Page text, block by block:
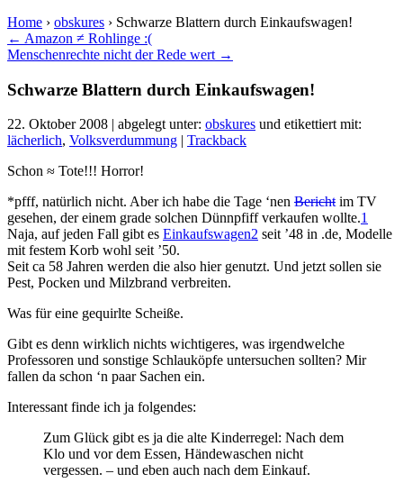
Home › obskures › Schwarze Blattern durch Einkaufswagen!
← Amazon ≠ Rohlinge :(
Menschenrechte nicht der Rede wert →
Schwarze Blattern durch Einkaufswagen!
22. Oktober 2008 | abgelegt unter: obskures und etikettiert mit:
lächerlich, Volksverdummung | Trackback
Schon ≈ Tote!!! Horror!
*pfff, natürlich nicht. Aber ich habe die Tage ‘nen Berichtim TV
gesehen, der einem grade solchen Dünnpfiff verkaufen wollte.1
Naja, auf jeden Fall gibt es Einkaufswagen2 seit ’48 in .de, Modelle
mit festem Korb wohl seit ’50.
Seit ca 58 Jahren werden die also hier genutzt. Und jetzt sollen sie
Pest, Pocken und Milzbrand verbreiten.
Was für eine gequirlte Scheiße.
Gibt es denn wirklich nichts wichtigeres, was irgendwelche
Professoren und sonstige Schlauköpfe untersuchen sollten? Mir
fallen da schon ‘n paar Sachen ein.
Interessant finde ich ja folgendes:
Zum Glück gibt es ja die alte Kinderregel: Nach dem
Klo und vor dem Essen, Händewaschen nicht
vergessen. – und eben auch nach dem Einkauf.